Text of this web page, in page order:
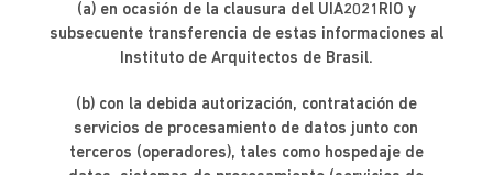
(a) en ocasión de la clausura del UIA2021RIO y
subsecuente transferencia de estas informaciones al
Instituto de Arquitectos de Brasil.
(b) con la debida autorización, contratación de
servicios de procesamiento de datos junto con
terceros (operadores), tales como hospedaje de